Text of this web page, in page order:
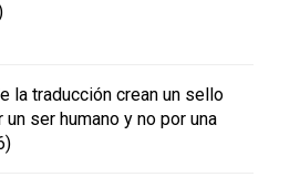
la traducción crean un sello
ser humano y no por una